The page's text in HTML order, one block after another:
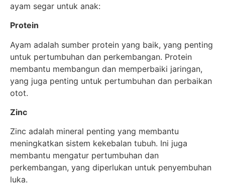
ayam segar untuk anak:
Protein
Ayam adalah sumber protein yang baik, yang penting
untuk pertumbuhan dan perkembangan. Protein
membantu membangun dan memperbaiki jaringan,
yang juga penting untuk pertumbuhan dan perbaikan
otot.
Zinc
Zinc adalah mineral penting yang membantu
meningkatkan sistem kekebalan tubuh. Ini juga
membantu mengatur pertumbuhan dan
perkembangan, yang diperlukan untuk penyembuhan
luka.